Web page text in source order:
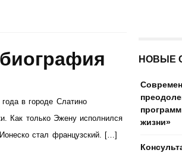
в городе Слатино
Как только Эжену исполнился
стал французский. […]
НОВЫЕ
жизни»